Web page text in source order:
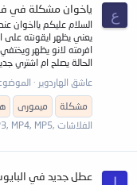
ع ياخوان مشكلة في
السلام عليكم يااخوان
يعني يظهر ايقونته على
افرمته لانو يظهر
الحالة يصلح ام اشتري
عاشق الهاردوير
مشكلة
ميمورى
الفلاشات ,Flash, MP3, MP4, MP5
عطل جديد في